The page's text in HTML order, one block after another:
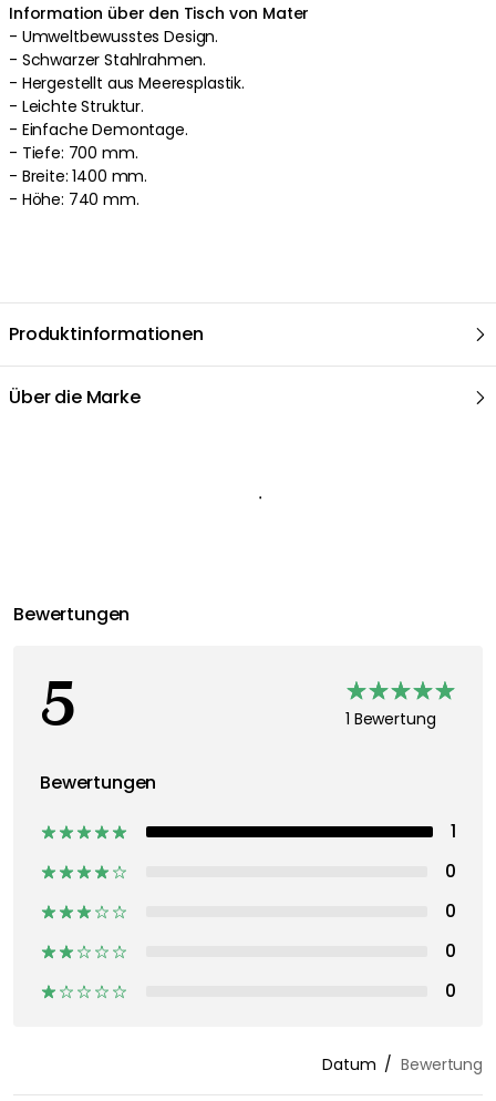
Information über den Tisch von Mater
- Umweltbewusstes Design.
- Schwarzer Stahlrahmen.
- Hergestellt ausMeeresplastik.
- Leichte Struktur.
- Einfache Demontage.
- Tiefe: 700 mm.
- Breite: 1400 mm.
- Höhe: 740 mm.
Produktinformationen
Über die Marke